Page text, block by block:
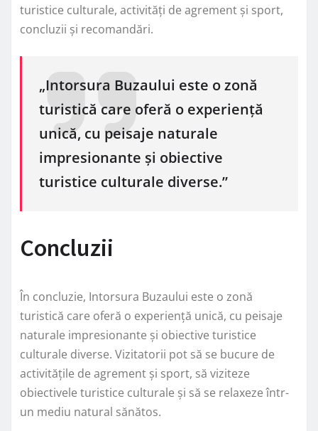
turistice culturale, activități de agrement și sport,
concluzii și recomandări.
„Intorsura Buzaului este o zonă
turistică care oferă o experiență
unică, cu peisaje naturale
impresionante și obiective
turistice culturale diverse.”
Concluzii
În concluzie, Intorsura Buzaului este o zonă
turistică care oferă o experiență unică, cu peisaje
naturale impresionante și obiective turistice
culturale diverse. Vizitatorii pot să se bucure de
activitățile de agrement și sport, să viziteze
obiectivele turistice culturale și să se relaxeze într-
un mediu natural sănătos.